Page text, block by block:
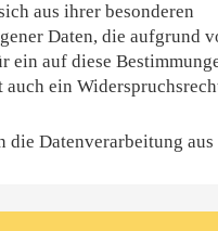
aus ihrer besonderen
Daten, die aufgrund
ein auf diese
auch ein
die Datenverarbeitung aus